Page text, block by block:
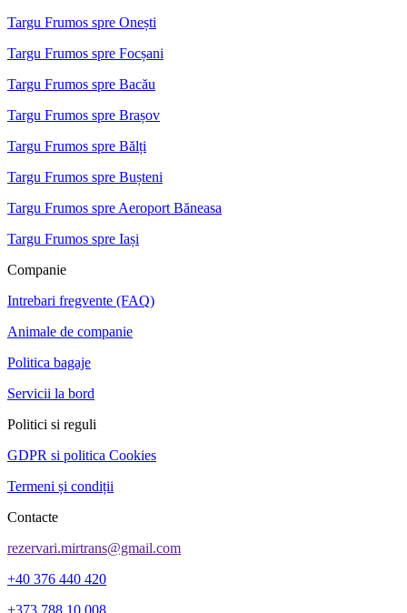
Targu Frumos spre Onești
Targu Frumos spre Focșani
Targu Frumos spre Bacău
Targu Frumos spre Brașov
Targu Frumos spre Bălți
Targu Frumos spre Bușteni
Targu Frumos spre Aeroport Băneasa
Targu Frumos spre Iași
Companie
Intrebari fregvente (FAQ)
Animale de companie
Politica bagaje
Servicii la bord
Politici si reguli
GDPR si politica Cookies
Termeni și condiții
Contacte
rezervari.mirtrans@gmail.com
+40 376 440 420
+373 788 10 008